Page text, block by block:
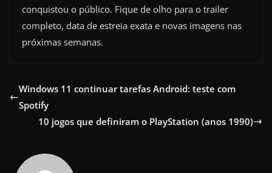
conquistou o público. Fique de olho para o trailer
completo, data de estreia exata e novas imagens nas
próximas semanas.
Windows 11 continuar tarefas Android: teste com
Spotify
10 jogos que definiram o PlayStation (anos 1990)